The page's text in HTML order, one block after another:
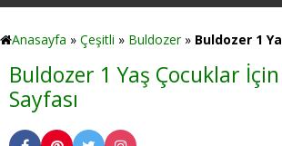
Anasayfa » Çeşitli » Buldozer» Buldozer 1
Buldozer 1 Yaş Çocuklar
Sayfası